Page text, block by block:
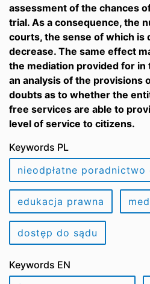
assessment of the chances
trial. As a consequence, the
courts, the sense of which is
decrease. The same effect
the mediation provided for in
an analysis of the provisions
doubts as to whether the
free services are able to
level of service to citizens.
Keywords PL
nieodpłatne
edukacja prawna
dostęp do sądu
Keywords EN